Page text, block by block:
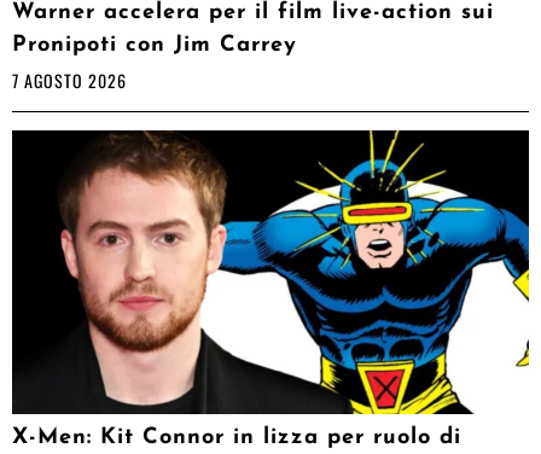
Warner accelera per il film live-action sui
Pronipoti con Jim Carrey
7 AGOSTO 2026
X-Men: Kit Connor in lizza per ruolo di